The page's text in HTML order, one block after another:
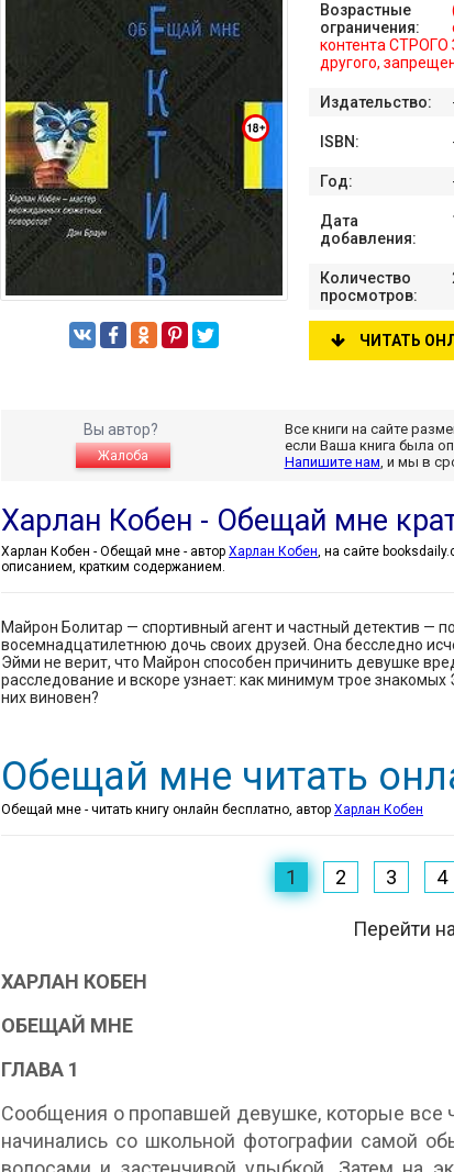
Возрастные
ограничения:
контента СТРОГО
другого,
Издательство:
ISBN:
Год:
Дата
добавления:
Количество
просмотров:
ЧИТАТЬ
Вы автор?
Жалоба
Все книги на сайте
если Ваша книга была
Напишите нам, и мы в
Харлан Кобен - Обещай мне
Харлан Кобен - Обещай мне - автор Харлан Кобен, на сайте
описанием, кратким содержанием.
Майрон Болитар — спортивный агент и частный детектив —
восемнадцатилетнюю дочь своих друзей. Она бесследно
Эйми не верит, что Майрон способен причинить девушке
расследование и вскоре узнает: как минимум трое
них виновен?
Обещай мне читать
Обещай мне - читать книгу онлайн бесплатно, автор Харлан Кобен
1 2 3 4
Перейти
ХАРЛАН КОБЕН
ОБЕЩАЙ МНЕ
ГЛАВА 1
Сообщения о пропавшей девушке, которые все
начинались со школьной фотографии самой